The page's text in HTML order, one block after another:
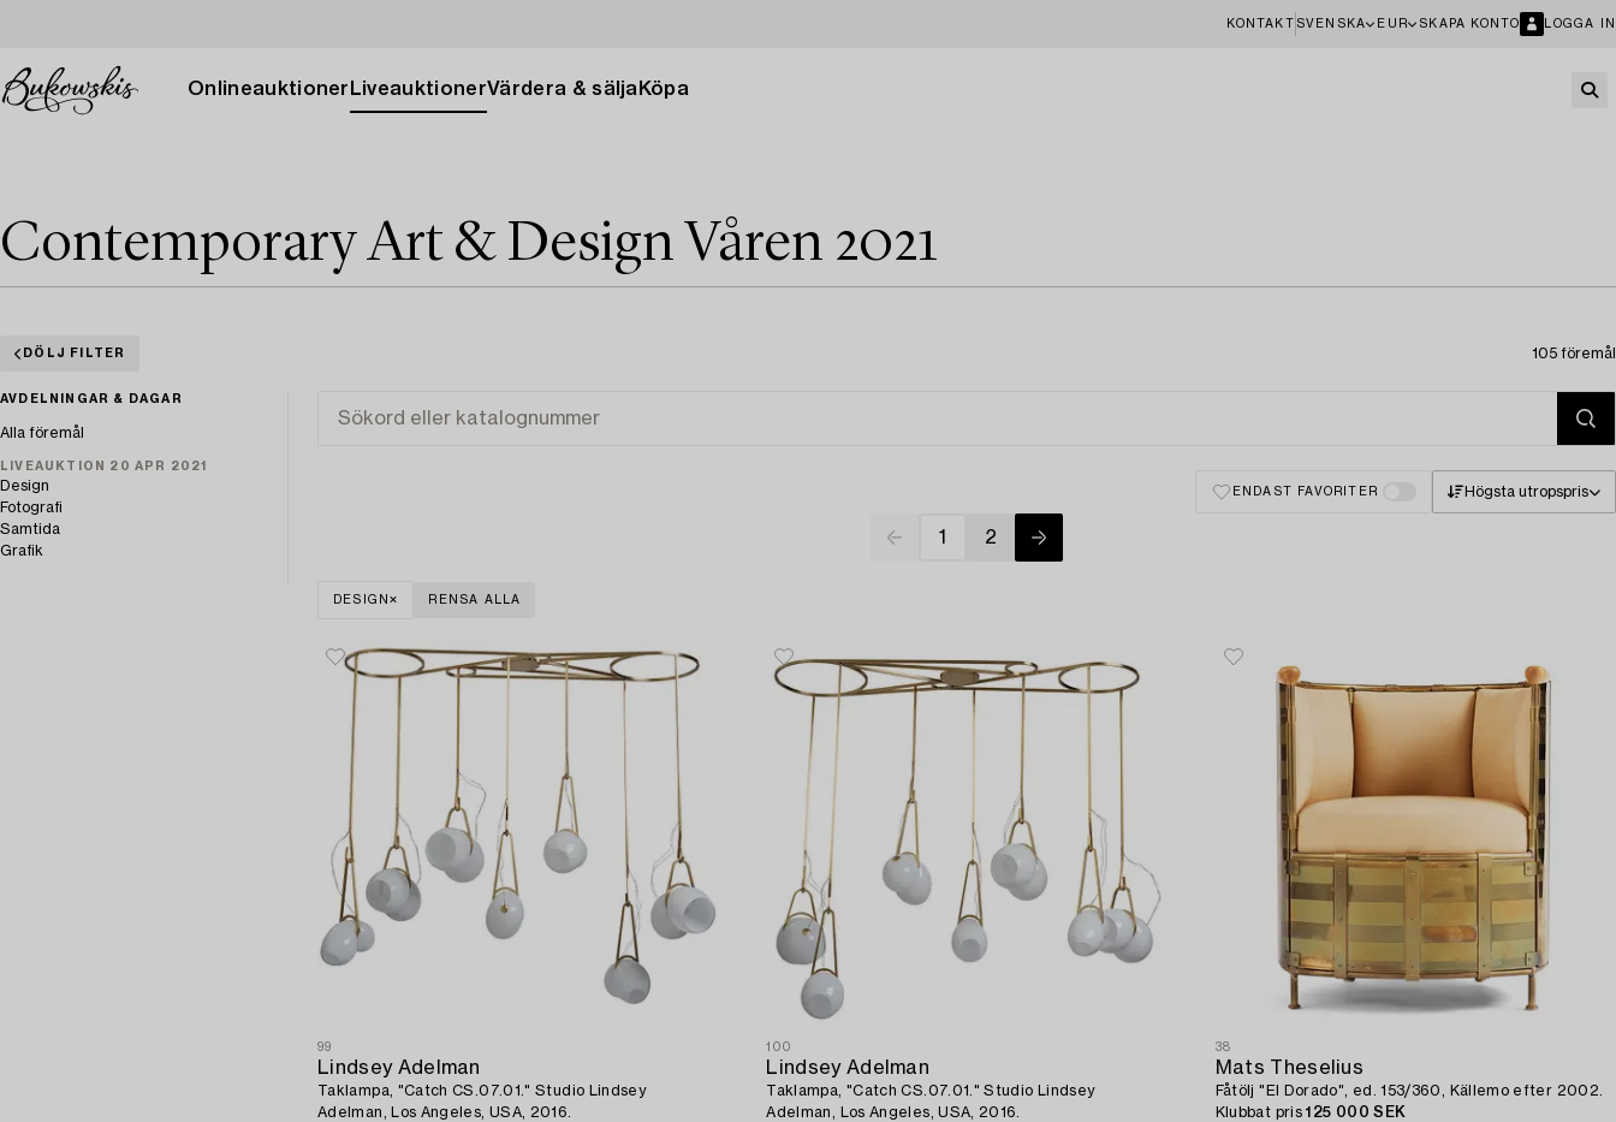
KONTAKT SVENSKA EUR SKAPA KONTO LOGGA IN
Onlineauktioner LiveauktionerVärdera & sälja Köpa
Contemporary Art & Design Våren 2021
DÖLJ FILTER 105 föremål
AVDELNINGAR & DAGAR
Alla föremål
LIVEAUKTION 20 APR 2021
Design
Fotografi
Samtida
Grafik
ENDAST FAVORITER Högsta utropspris
1 2
DESIGN RENSA ALLA
99
Lindsey Adelman
Taklampa, "Catch CS.07.01." Studio Lindsey
Adelman, Los Angeles, USA, 2016.
100
Lindsey Adelman
Taklampa, "Catch CS.07.01." Studio Lindsey
Adelman, Los Angeles, USA, 2016.
38
Mats Theselius
Fåtölj "El Dorado", ed. 153/360, Källemo efter 2002.
Klubbat pris125 000 SEK